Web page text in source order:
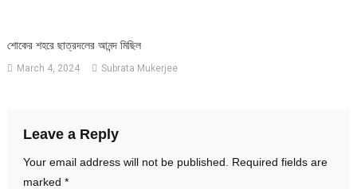
শোকের শহরে ছাত্রদলের আনন্দ মিছিল
March 4, 2024 Subrata Mukerjee
Leave a Reply
Your email address will not be published.
Required fields are
marked *